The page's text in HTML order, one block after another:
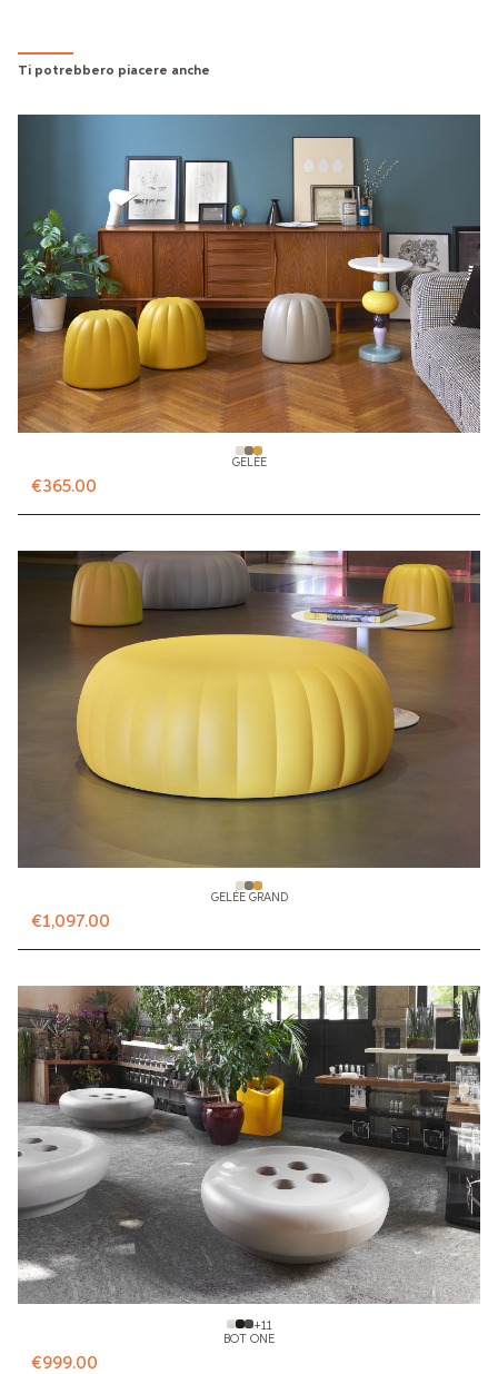
Ti potrebbero piacere anche
GELÉE
€365.00
GELÉE GRAND
€1,097.00
BOT ONE
€999.00
+11